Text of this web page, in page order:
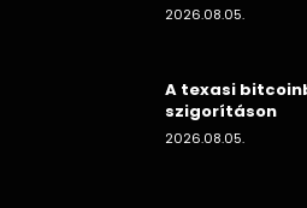
2026.08.05.
A texasi
szigorításon
2026.08.05.